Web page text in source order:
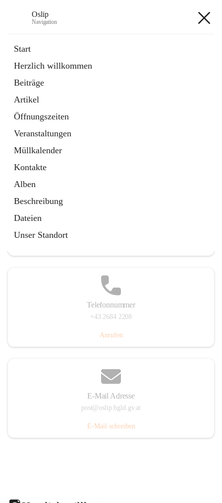
Oslip
Navigation
Start
Herzlich willkommen
Beiträge
Artikel
Öffnungszeiten
Veranstaltungen
Müllkalender
Kontakte
Alben
Beschreibung
Dateien
Unser Standort
Externe Webseite
in
Tab
Bundeskanzleramt Österreich
Externe Webseite
öffnet
in
neuem
Tab
Telefonnummer
+43 2684 2208
Anrufen
E-Mail Adresse
post@oslip.bgld.gv.at
E-Mail schreiben